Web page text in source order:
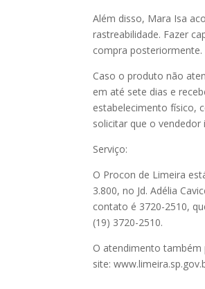
Além disso, Mara Isa
rastreabilidade. Fazer
compra posteriormente.
Caso o produto não
em até sete dias e
estabelecimento físico,
solicitar que o
Serviço:
O Procon de Limeira
3.800, no Jd. Adélia
contato é 3720-2510,
(19) 3720-2510.
O atendimento também
site: